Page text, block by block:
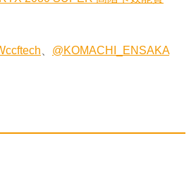
@KOMACHI_ENSAKA